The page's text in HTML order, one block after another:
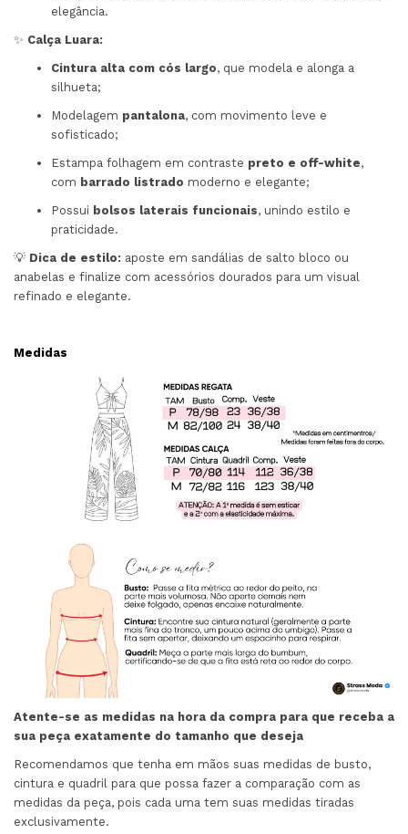
elegância.
✨ Calça Luara:
Cintura alta com cós largo, que modela e alonga a
silhueta;
Modelagem pantalona, com movimento leve e
sofisticado;
Estampa folhagem em contraste preto e off-white,
com barrado listrado moderno e elegante;
Possui bolsos laterais funcionais, unindo estilo e
praticidade.
💡 Dica de estilo: aposte em sandálias de salto bloco ou
anabelas e finalize com acessórios dourados para um visual
refinado e elegante.
Medidas
Atente-se as medidas na hora da compra para que receba a
sua peça exatamente do tamanho que deseja
Recomendamos que tenha em mãos suas medidas de busto,
cintura e quadril para que possa fazer a comparação com as
medidas da peça, pois cada uma tem suas medidas tiradas
exclusivamente.